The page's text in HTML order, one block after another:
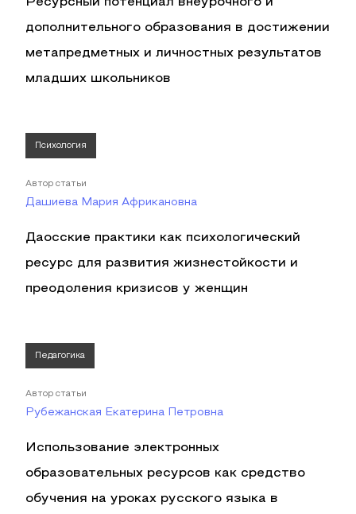
Ресурсный потенциал внеурочного и
дополнительного образования в достижении
метапредметных и личностных результатов
младших школьников
Психология
Автор статьи
Дашиева Мария Африкановна
Даосские практики как психологический
ресурс для развития жизнестойкости и
преодоления кризисов у женщин
Педагогика
Автор статьи
Рубежанская Екатерина Петровна
Использование электронных
образовательных ресурсов как средство
обучения на уроках русского языка в